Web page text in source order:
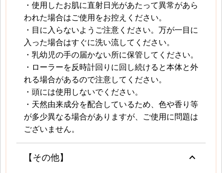
・使用したお肌に直射日光があたって異常があら
われた場合はご使用をお控えください。
・目に入らないようご注意ください。万が一目に
入った場合はすぐに洗い流してください。
・乳幼児の手の届かない所に保管してください。
・ローラーを反時計回りに回し続けると本体と外
れる場合があるので注意してください。
・頭には使用しないでください。
・天然由来成分を配合しているため、色や香り等
が多少異なる場合がありますが、ご使用に問題は
ございません。
【その他】 keyboard_arrow_up